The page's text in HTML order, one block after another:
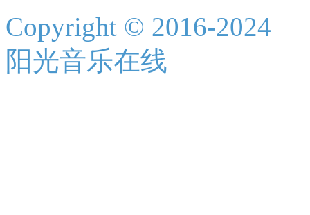
Copyright © 2016-2024
阳光音乐在线